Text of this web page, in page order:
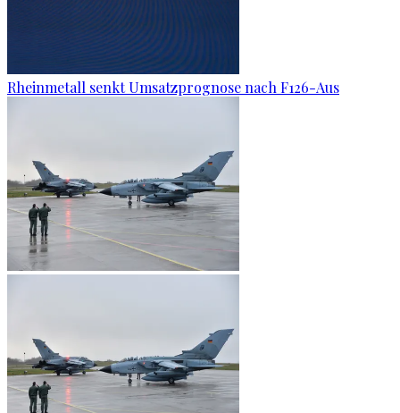
Rheinmetall senkt Umsatzprognose nach F126-Aus